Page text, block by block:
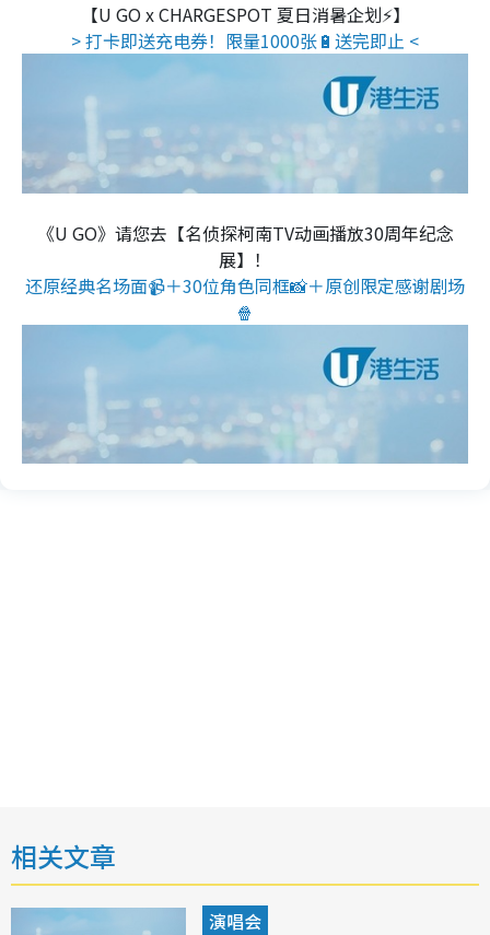
【U GO x CHARGESPOT 夏日消暑企划⚡】
> 打卡即送充电券！限量1000张🔋送完即止 <
《U GO》请您去【名侦探柯南TV动画播放30周年纪念
展】！
还原经典名场面📹＋30位角色同框📸＋原创限定感谢剧场
🍿
相关文章
演唱会